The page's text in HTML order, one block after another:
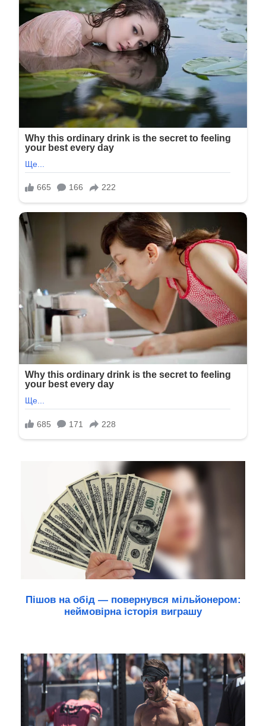
Пішов на обід — повернувся мільйонером:
неймовірна історія виграшу